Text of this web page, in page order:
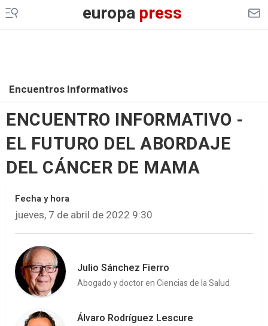
europapress
Encuentros Informativos
ENCUENTRO INFORMATIVO -
EL FUTURO DEL ABORDAJE
DEL CÁNCER DE MAMA
Fecha y hora
jueves, 7 de abril de 2022 9:30
Julio Sánchez Fierro
Abogado y doctor en Ciencias de la Salud
Álvaro Rodríguez Lescure